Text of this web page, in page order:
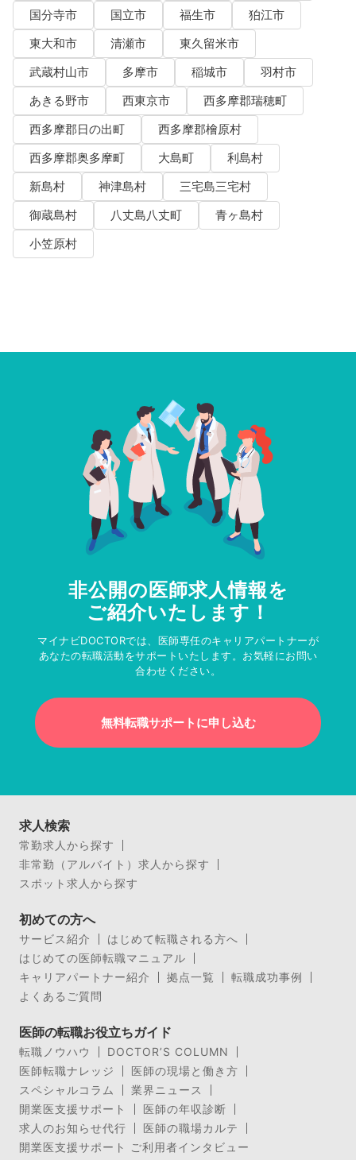
国分寺市
国立市 福生市
狛江市
東大和市
清瀬市
東久留米市
武蔵村山市
多摩市 稲城市
羽村市
あきる野市
西東京市
西多摩郡瑞穂町
西多摩郡日の出町
西多摩郡檜原村
西多摩郡奥多摩町
大島町
利島村
新島村
神津島村
三宅島三宅村
御蔵島村
八丈島八丈町
青ヶ島村
小笠原村
非公開の医師求人情報を
ご紹介いたします！
マイナビDOCTORでは、医師専任のキャリアパートナーが
あなたの転職活動をサポートいたします。お気軽にお問い
合わせください。
無料転職サポートに申し込む
求人検索
常勤求人から探す
非常勤（アルバイト）求人から探す
スポット求人から探す
初めての方へ
サービス紹介
はじめて転職される方へ
はじめての医師転職マニュアル
キャリアパートナー紹介
拠点一覧
転職成功事例
よくあるご質問
医師の転職お役立ちガイド
転職ノウハウ
DOCTOR’S COLUMN
医師転職ナレッジ
医師の現場と働き方
スペシャルコラム
業界ニュース
開業医支援サポート
医師の年収診断
求人のお知らせ代行
医師の職場カルテ
開業医支援サポート ご利用者インタビュー